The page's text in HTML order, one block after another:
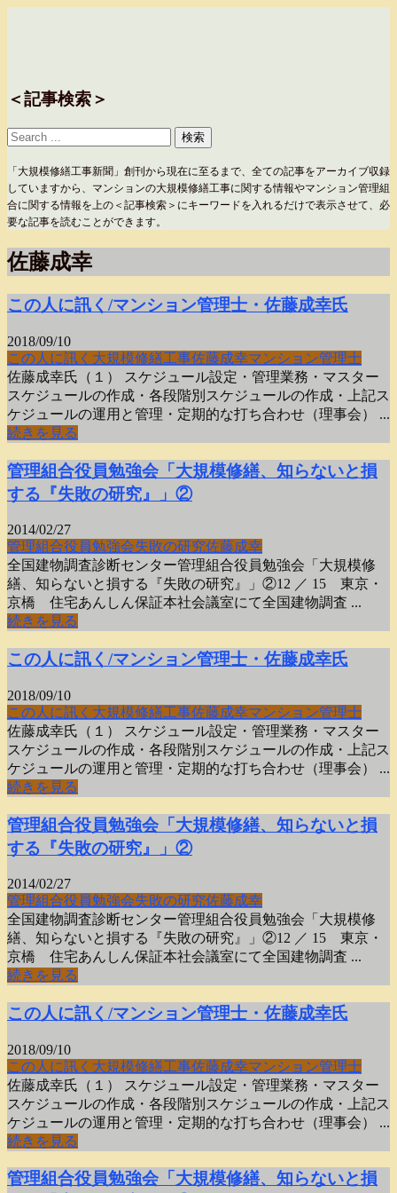
＜記事検索＞
「大規模修繕工事新聞」創刊から現在に至るまで、全ての記事をアーカイブ収録
していますから、マンションの大規模修繕工事に関する情報やマンション管理組
合に関する情報を上の＜記事検索＞にキーワードを入れるだけで表示させて、必
要な記事を読むことができます。
佐藤成幸
この人に訊く/マンション管理士・佐藤成幸氏
2018/09/10
この人に訊く 大規模修繕工事佐藤成幸マンション管理士
佐藤成幸氏（１） スケジュール設定・管理業務・マスター
スケジュールの作成・各段階別スケジュールの作成・上記ス
ケジュールの運用と管理・定期的な打ち合わせ（理事会） ...
続きを見る
管理組合役員勉強会「大規模修繕、知らないと損
する『失敗の研究』」②
2014/02/27
管理組合役員勉強会失敗の研究佐藤成幸
全国建物調査診断センター管理組合役員勉強会「大規模修
繕、知らないと損する『失敗の研究』」②12 ／ 15 東京・
京橋 住宅あんしん保証本社会議室にて全国建物調査 ...
続きを見る
この人に訊く/マンション管理士・佐藤成幸氏
2018/09/10
この人に訊く 大規模修繕工事佐藤成幸マンション管理士
佐藤成幸氏（１） スケジュール設定・管理業務・マスター
スケジュールの作成・各段階別スケジュールの作成・上記ス
ケジュールの運用と管理・定期的な打ち合わせ（理事会） ...
続きを見る
管理組合役員勉強会「大規模修繕、知らないと損
する『失敗の研究』」②
2014/02/27
管理組合役員勉強会失敗の研究佐藤成幸
全国建物調査診断センター管理組合役員勉強会「大規模修
繕、知らないと損する『失敗の研究』」②12 ／ 15 東京・
京橋 住宅あんしん保証本社会議室にて全国建物調査 ...
続きを見る
この人に訊く/マンション管理士・佐藤成幸氏
2018/09/10
この人に訊く 大規模修繕工事佐藤成幸マンション管理士
佐藤成幸氏（１） スケジュール設定・管理業務・マスター
スケジュールの作成・各段階別スケジュールの作成・上記ス
ケジュールの運用と管理・定期的な打ち合わせ（理事会） ...
続きを見る
管理組合役員勉強会「大規模修繕、知らないと損